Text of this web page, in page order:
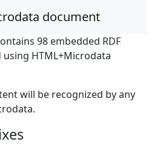
document
98 embedded RDF
HTML+Microdata
will be recognized by any